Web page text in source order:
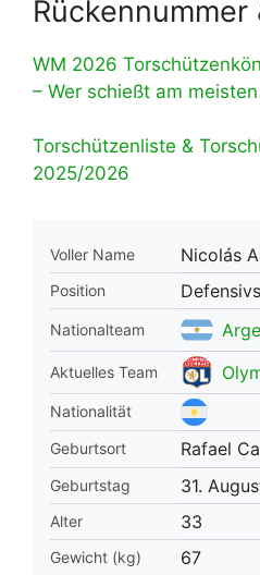
Rückennummer
WM 2026
– Wer schießt am
Torschützenliste &
2025/2026
Voller Name Nicolás
Position
Nationalteam
Aktuelles Team
Nationalität
Geburtsort
Rafael
Geburtstag 31.
Alter 33
Gewicht (kg) 67